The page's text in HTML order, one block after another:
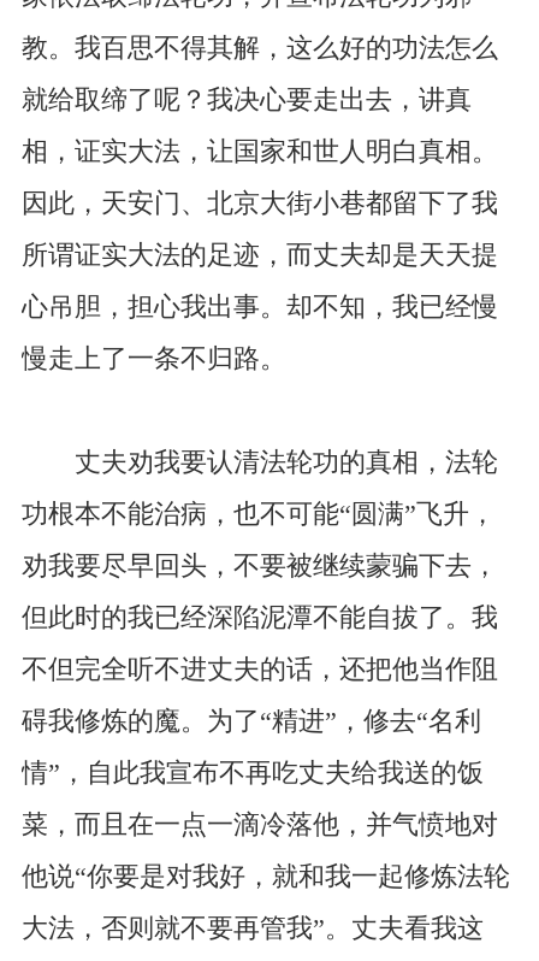
教。我百思不得其解，这么好的功法怎么
就给取缔了呢？我决心要走出去，讲真
相，证实大法，让国家和世人明白真相。
因此，天安门、北京大街小巷都留下了我
所谓证实大法的足迹，而丈夫却是天天提
心吊胆，担心我出事。却不知，我已经慢
慢走上了一条不归路。
丈夫劝我要认清法轮功的真相，法轮
功根本不能治病，也不可能“圆满”飞升，
劝我要尽早回头，不要被继续蒙骗下去，
但此时的我已经深陷泥潭不能自拔了。我
不但完全听不进丈夫的话，还把他当作阻
碍我修炼的魔。为了“精进”，修去“名利
情”，自此我宣布不再吃丈夫给我送的饭
菜，而且在一点一滴冷落他，并气愤地对
他说“你要是对我好，就和我一起修炼法轮
大法，否则就不要再管我”。丈夫看我这